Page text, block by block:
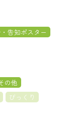
告知ポスター
の他
びっくり